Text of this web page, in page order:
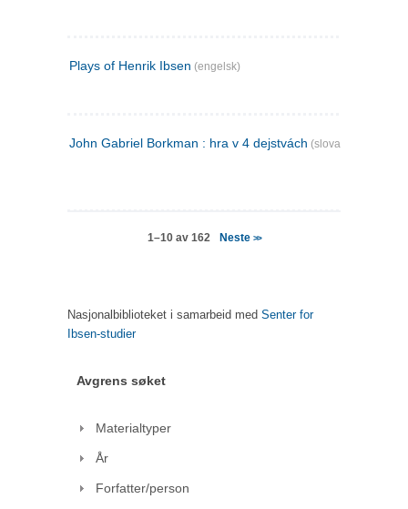
Plays of Henrik Ibsen (engelsk)
John Gabriel Borkman : hra v 4 dejstvách (slovakisk)
1–10 av 162 Neste >>
Nasjonalbiblioteket i samarbeid med Senter for
Ibsen-studier
Avgrens søket
Materialtyper
År
Forfatter/person